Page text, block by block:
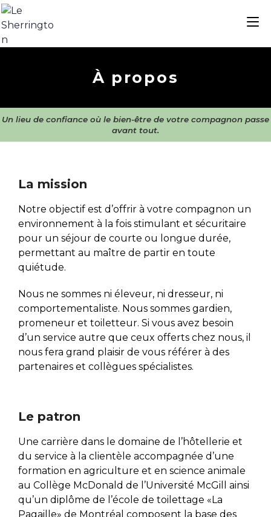
À propos
Un lieu de confiance où le bien-être de votre compagnon passe
avant tout.
La mission
Notre objectif est d’offrir à votre compagnon un
environnement à la fois stimulant et sécuritaire
pour un séjour de courte ou longue durée,
permettant au maître de partir en toute
quiétude.
Nous ne sommes ni éleveur, ni dresseur, ni
comportementaliste. Nous sommes gardien,
promeneur et toiletteur. Si vous avez besoin
d’un service autre que ceux offerts chez nous, il
nous fera grand plaisir de vous référer à des
partenaires et collègues spécialistes.
Le patron
Une carrière dans le domaine de l’hôtellerie et
du service à la clientèle accompagnée d’une
formation en agriculture et en science animale
au Collège McDonald de l’Université McGill ainsi
qu’un diplôme de l’école de toilettage «La
Pagaille» de Montréal composent la base des